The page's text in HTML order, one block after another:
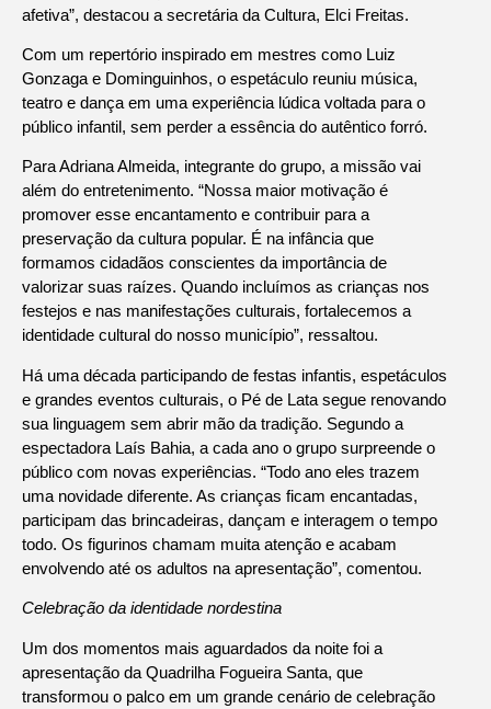
afetiva”, destacou a secretária da Cultura, Elci Freitas.
Com um repertório inspirado em mestres como Luiz
Gonzaga e Dominguinhos, o espetáculo reuniu música,
teatro e dança em uma experiência lúdica voltada para o
público infantil, sem perder a essência do autêntico forró.
Para Adriana Almeida, integrante do grupo, a missão vai
além do entretenimento. “Nossa maior motivação é
promover esse encantamento e contribuir para a
preservação da cultura popular. É na infância que
formamos cidadãos conscientes da importância de
valorizar suas raízes. Quando incluímos as crianças nos
festejos e nas manifestações culturais, fortalecemos a
identidade cultural do nosso município”, ressaltou.
Há uma década participando de festas infantis, espetáculos
e grandes eventos culturais, o Pé de Lata segue renovando
sua linguagem sem abrir mão da tradição. Segundo a
espectadora Laís Bahia, a cada ano o grupo surpreende o
público com novas experiências. “Todo ano eles trazem
uma novidade diferente. As crianças ficam encantadas,
participam das brincadeiras, dançam e interagem o tempo
todo. Os figurinos chamam muita atenção e acabam
envolvendo até os adultos na apresentação”, comentou.
Celebração da identidade nordestina
Um dos momentos mais aguardados da noite foi a
apresentação da Quadrilha Fogueira Santa, que
transformou o palco em um grande cenário de celebração